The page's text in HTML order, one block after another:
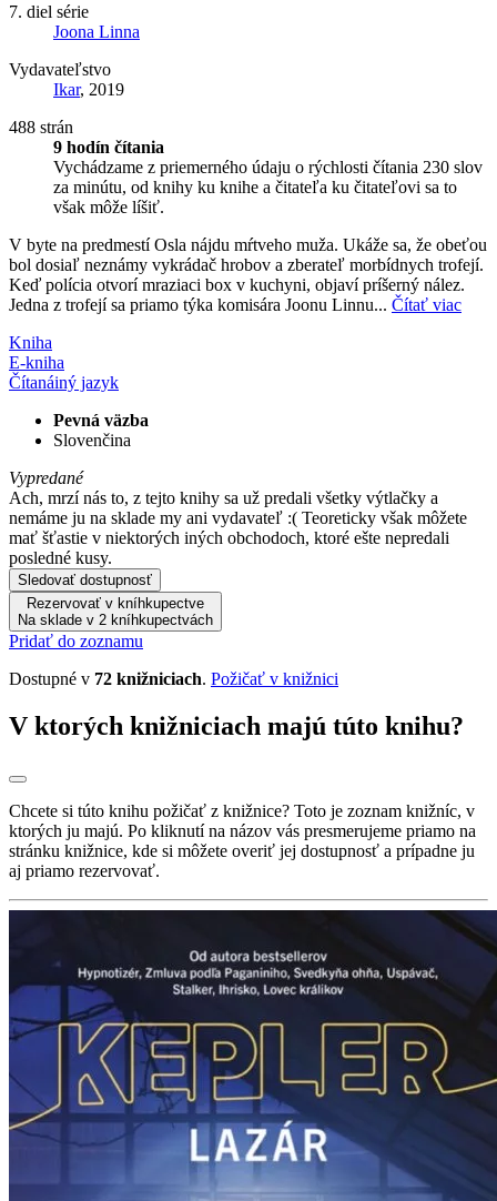
7. diel série
Joona Linna
Vydavateľstvo
Ikar, 2019
488 strán
9 hodín čítania
Vychádzame z priemerného údaju o rýchlosti čítania 230 slov
za minútu, od knihy ku knihe a čitateľa ku čitateľovi sa to
však môže líšiť.
V byte na predmestí Osla nájdu mŕtveho muža. Ukáže sa, že obeťou
bol dosiaľ neznámy vykrádač hrobov a zberateľ morbídnych trofejí.
Keď polícia otvorí mraziaci box v kuchyni, objaví príšerný nález.
Jedna z trofejí sa priamo týka komisára Joonu Linnu... Čítať viac
Kniha
E-kniha
Čítanáiný jazyk
Pevná väzba
Slovenčina
Vypredané
Ach, mrzí nás to, z tejto knihy sa už predali všetky výtlačky a
nemáme ju na sklade my ani vydavateľ :( Teoreticky však môžete
mať šťastie v niektorých iných obchodoch, ktoré ešte nepredali
posledné kusy.
Sledovať dostupnosť
Rezervovať v kníhkupectve
Na sklade v 2 kníhkupectvách
Pridať do zoznamu
Dostupné v 72 knižniciach. Požičať v knižnici
V ktorých knižniciach majú túto knihu?
Chcete si túto knihu požičať z knižnice? Toto je zoznam knižníc, v
ktorých ju majú. Po kliknutí na názov vás presmerujeme priamo na
stránku knižnice, kde si môžete overiť jej dostupnosť a prípadne ju
aj priamo rezervovať.